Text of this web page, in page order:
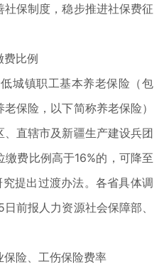
社保制度，稳步推进社保费征
费比例
城镇职工基本养老保险（包
保险，以下简称养老保险）
直辖市及新疆生产建设兵团
缴费比例高于16%的，可降至
提出过渡办法。各省具体调
前报人力资源社会保障部、
险、工伤保险费率